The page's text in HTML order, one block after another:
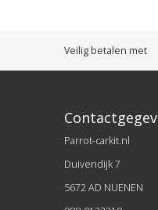
Veilig betalen met
Parrot-carkit.nl
Duivendijk 7
5672 AD NUENEN